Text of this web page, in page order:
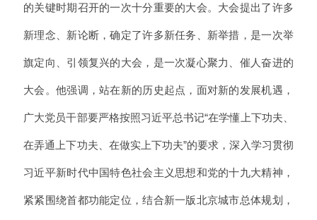
的关键时期召开的一次十分重要的大会。大会提出了许多
新理念、新论断，确定了许多新任务、新举措，是一次举
旗定向、引领复兴的大会，是一次凝心聚力、催人奋进的
大会。他强调，站在新的历史起点，面对新的发展机遇，
广大党员干部要严格按照习近平总书记“在学懂上下功夫、
在弄通上下功夫、在做实上下功夫”的要求，深入学习贯彻
习近平新时代中国特色社会主义思想和党的十九大精神，
紧紧围绕首都功能定位，结合新一版北京城市总体规划，